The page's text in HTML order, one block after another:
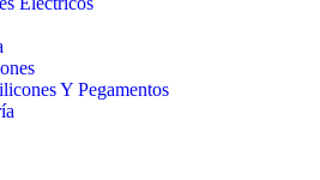
Y Pegamentos